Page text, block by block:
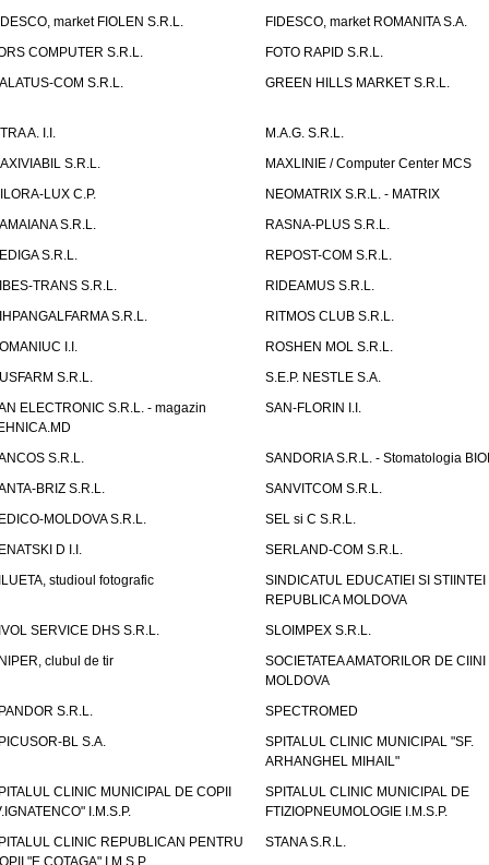
market FIOLEN S.R.L.
FIDESCO, market ROMANITA S.A.
COMPUTER S.R.L.
FOTO RAPID S.R.L.
COM S.R.L.
GREEN HILLS MARKET S.R.L.
A. I.I.
M.A.G. S.R.L.
S.R.L.
MAXLINIE / Computer Center MCS
LUX C.P.
NEOMATRIX S.R.L. - MATRIX
S.R.L.
RASNA-PLUS S.R.L.
S.R.L.
REPOST-COM S.R.L.
TRANS S.R.L.
RIDEAMUS S.R.L.
S.R.L.
RITMOS CLUB S.R.L.
I.I.
ROSHEN MOL S.R.L.
S.R.L.
S.E.P. NESTLE S.A.
ELECTRONIC S.R.L. - magazin
SAN-FLORIN I.I.
S.R.L.
SANDORIA S.R.L. - Stomatologia
BRIZ S.R.L.
SANVITCOM S.R.L.
MOLDOVA S.R.L.
SEL si C S.R.L.
D I.I.
SERLAND-COM S.R.L.
studioul fotografic
SINDICATUL EDUCATIEI SI STIINTEI
REPUBLICA MOLDOVA
SERVICE DHS S.R.L.
SLOIMPEX S.R.L.
clubul de tir
SOCIETATEA AMATORILOR DE CIINI
MOLDOVA
S.R.L.
SPECTROMED
BL S.A.
SPITALUL CLINIC MUNICIPAL "SF.
ARHANGHEL MIHAIL"
CLINIC MUNICIPAL DE COPII
I.M.S.P.
SPITALUL CLINIC MUNICIPAL DE
FTIZIOPNEUMOLOGIE I.M.S.P.
CLINIC REPUBLICAN PENTRU
"E.COTAGA" I.M.S.P.
STANA S.R.L.